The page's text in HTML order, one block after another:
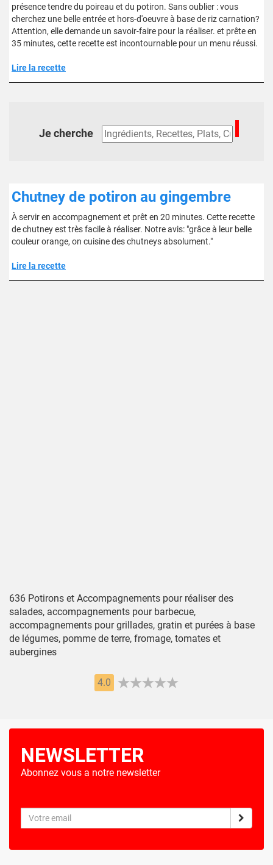
présence tendre du poireau et du potiron. Sans oublier : vous
cherchez une belle entrée et hors-d'oeuvre à base de riz carnation?
Attention, elle demande un savoir-faire pour la réaliser. et prête en
35 minutes, cette recette est incontournable pour un menu réussi.
Lire la recette
Je cherche
Chutney de potiron au gingembre
À servir en accompagnement et prêt en 20 minutes. Cette recette
de chutney est très facile à réaliser. Notre avis: "grâce à leur belle
couleur orange, on cuisine des chutneys absolument."
Lire la recette
636 Potirons et Accompagnements pour réaliser des
salades, accompagnements pour barbecue,
accompagnements pour grillades, gratin et purées à base
de légumes, pomme de terre, fromage, tomates et
aubergines
4.0
NEWSLETTER
Abonnez vous a notre newsletter